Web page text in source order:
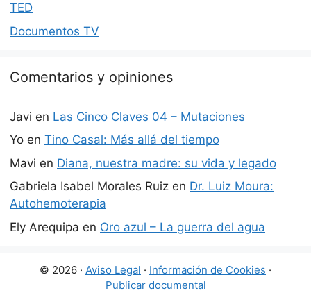
TED
Documentos TV
Comentarios y opiniones
Javi en Las Cinco Claves 04 – Mutaciones
Yo en Tino Casal: Más allá del tiempo
Mavi en Diana, nuestra madre: su vida y legado
Gabriela Isabel Morales Ruiz en Dr. Luiz Moura:
Autohemoterapia
Ely Arequipa en Oro azul – La guerra del agua
© 2026 · Aviso Legal · Información de Cookies ·
Publicar documental